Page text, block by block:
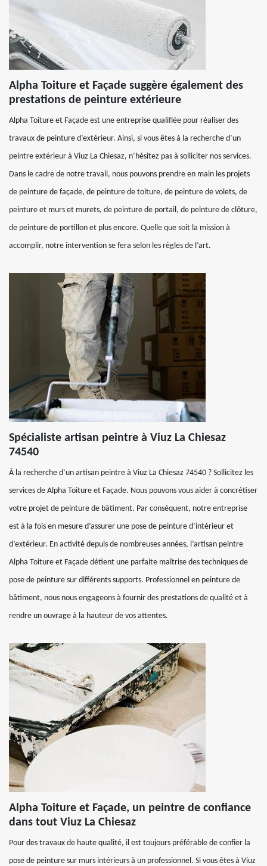
Alpha Toiture et Façade suggère également des
prestations de peinture extérieure
Alpha Toiture et Façade est une entreprise qualifiée pour réaliser des
travaux de peinture d’extérieur. Ainsi, si vous êtes à la recherche d’un
peintre extérieur à Viuz La Chiesaz, n’hésitez pas à solliciter nos services.
Dans le cadre de notre travail, nous pouvons prendre en main les projets
de peinture de façade, de peinture de toiture, de peinture de volets, de
peinture et murs et murets, de peinture de portail, de peinture de clôture,
de peinture de portillon et plus encore. Quelle que soit la mission à
accomplir, notre intervention se fera selon les règles de l’art.
Spécialiste artisan peintre à Viuz La Chiesaz
74540
À la recherche d’un artisan peintre à Viuz La Chiesaz 74540 ? Sollicitez les
services de Alpha Toiture et Façade. Nous pouvons vous aider à concrétiser
votre projet de peinture de bâtiment. Par conséquent, notre entreprise
est à la fois en mesure d’assurer une pose de peinture d’intérieur et
d’extérieur. En activité depuis de nombreuses années, l’artisan peintre
Alpha Toiture et Façade détient une parfaite maîtrise des techniques de
pose de peinture sur différents supports. Professionnel en peinture de
bâtiment, nous nous engageons à fournir des prestations de qualité et à
rendre un ouvrage à la hauteur de vos attentes.
Alpha Toiture et Façade, un peintre de confiance
dans tout Viuz La Chiesaz
Pour des travaux de haute qualité, il est toujours préférable de confier la
pose de peinture sur murs intérieurs à un professionnel. Si vous êtes à Viuz